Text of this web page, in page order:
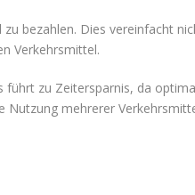
bezahlen. Dies vereinfacht
Verkehrsmittel.
zu Zeitersparnis, da
mehrerer